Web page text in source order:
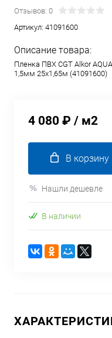
Отзывов: 0
Артикул: 41091600
Описание товара:
Пленка ПВХ CGT Alkor
1,5мм 25х1,65м (41091600)
4 080 ₽ / м2
В корзину
Нашли дешевле
В наличии